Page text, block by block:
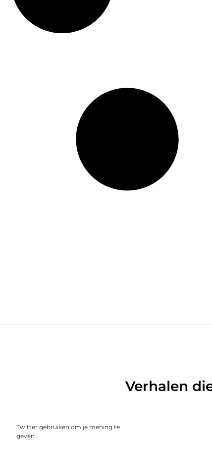
Verhalen
Twitter gebruiken om je mening te
geven